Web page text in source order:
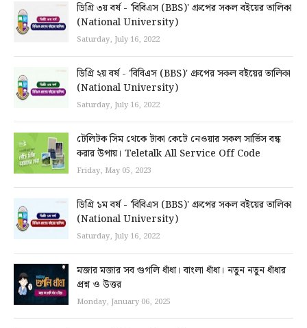
ডিগ্রি ৩য় বর্ষ - 'বিবিএস (BBS)' গ্রুপের সকল বইয়ের তালিকা
(National University)
Saturday, July 16, 2022
ডিগ্রি ২য় বর্ষ - 'বিবিএস (BBS)' গ্রুপের সকল বইয়ের তালিকা
(National University)
Saturday, July 16, 2022
টেলিটক সিম থেকে টাকা কেটে নেওয়ার সকল সার্ভিস বন্ধ
করার উপায়। Teletalk All Service Off Code
Friday, May 05, 2023
ডিগ্রি ১ম বর্ষ - 'বিবিএস (BBS)' গ্রুপের সকল বইয়ের তালিকা
(National University)
Saturday, July 16, 2022
মজার মজার সব গুগলি ধাঁধা। বাংলা ধাঁধা। নতুন নতুন ধাঁধার
প্রশ্ন ও উত্তর
Monday, January 06, 2025